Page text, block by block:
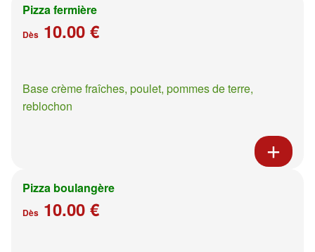
Pizza fermière
Dès 10.00 €
Base crème fraîches, poulet, pommes de terre,
reblochon
Pizza boulangère
Dès 10.00 €